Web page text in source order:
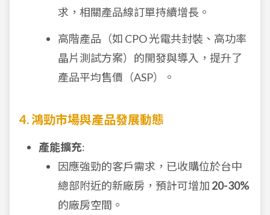
求，相關產品線訂單持續增長。
高階產品（如 CPO 光電共封裝、高功率
晶片測試方案）的開發與導入，提升了
產品平均售價（ASP）。
4. 鴻勁市場與產品發展動態
產能擴充:
因應強勁的客戶需求，已收購位於台中
總部附近的新廠房，預計可增加 20-30%
的廠房空間。